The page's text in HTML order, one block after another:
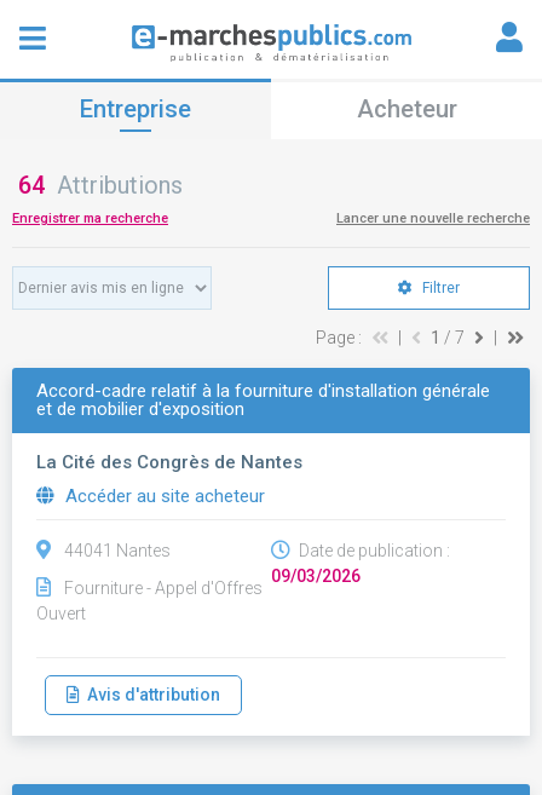
Entreprise Acheteur
64 Attributions
Enregistrer ma recherche Lancer une nouvelle recherche
Filtrer
Page : 1 / 7
Accord-cadre relatif à la fourniture d'installation générale
et de mobilier d'exposition
La Cité des Congrès de Nantes
Accéder au site acheteur
44041 Nantes
Fourniture - Appel d'Offres
Ouvert
Date de publication :
09/03/2026
Avis d'attribution